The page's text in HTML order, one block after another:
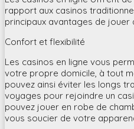
rapport aux casinos
principaux avantages de jouer
Confort et flexibilité
Les casinos en ligne vous
votre propre domicile, à tout
pouvez ainsi éviter les longs
voyages pour rejoindre un
pouvez jouer en robe de
vous soucier de votre